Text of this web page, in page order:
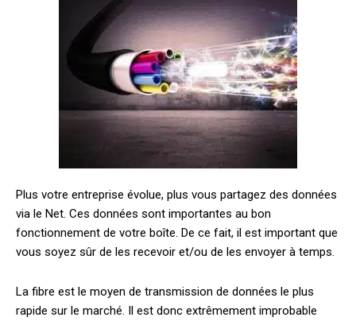
Plus votre entreprise évolue, plus vous partagez des données
via le Net. Ces données sont importantes au bon
fonctionnement de votre boîte. De ce fait, il est important que
vous soyez sûr de les recevoir et/ou de les envoyer à temps.
La fibre est le moyen de transmission de données le plus
rapide sur le marché. Il est donc extrêmement improbable